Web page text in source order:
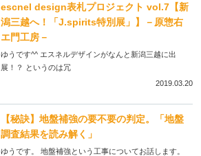
escnel design表札プロジェクト vol.7【新
潟三越へ！「J.spirits特別展」】－原惣右
エ門工房－
ゆうです^^ エスネルデザインがなんと新潟三越に出
展！？ というのは冗
2019.03.20
【秘訣】地盤補強の要不要の判定。「地盤
調査結果を読み解く」
ゆうです。 地盤補強という工事についてお話します。